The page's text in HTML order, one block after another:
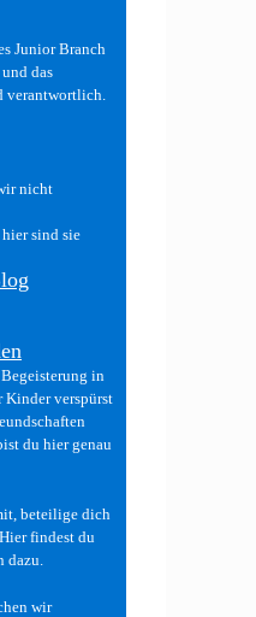
Junior Branch
das
verantwortlich.
nicht
sind sie
in
Kinder verspürst
du hier genau
beteilige dich
findest du
dazu.
wir